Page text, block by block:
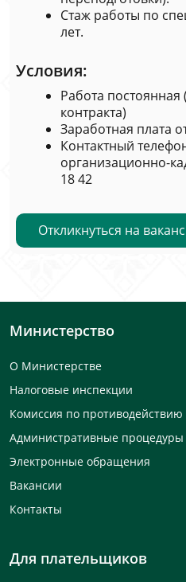
Стаж работы по
лет.
Условия:
Работа
контракта)
Заработная плата
Контактный
организационно-
18 42
Откликнуться на
Министерство
О Министерстве
Налоговые инспекции
Комиссия по
Административные процедуры
Электронные обращения
Вакансии
Контакты
Для плательщиков